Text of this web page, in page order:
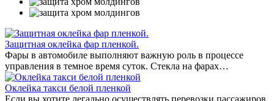
Защитная оклейка фар пленкой.
Фары в автомобиле выполняют важную роль в процессе
управления в темное время суток. Стекла на фарах…
Оклейка такси белой пленкой